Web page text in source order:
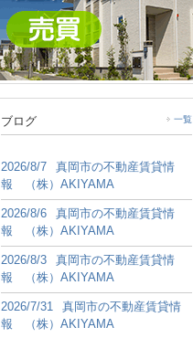
ブログ 一覧
2026/8/7
真岡市の不動産賃貸情
報 （株）AKIYAMA
2026/8/6
真岡市の不動産賃貸情
報 （株）AKIYAMA
2026/8/3
真岡市の不動産賃貸情
報 （株）AKIYAMA
2026/7/31
真岡市の不動産賃貸情
報 （株）AKIYAMA